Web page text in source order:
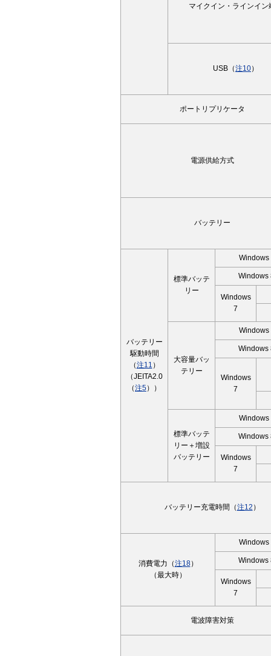
マイクイン・ラインイン
USB（注10）
ポートリプリケータ
電源供給方式
バッテリー
バッテリー
駆動時間
（注11 ）
（JEITA2.0
（注5））
標準バッテ
リー
Windows
Windows
Windows
7
大容量バッ
テリー
Windows
Windows
Windows
7
標準バッテ
リー＋増設
バッテリー
Windows
Windows
Windows
7
バッテリー充電時間（注12 ）
消費電力（注18）
（最大時）
Windows
Windows
Windows
7
電波障害対策